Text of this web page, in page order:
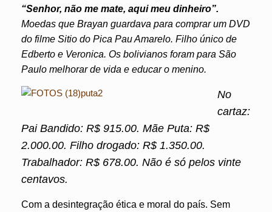
“Senhor, não me mate, aqui meu dinheiro”.
Moedas que Brayan guardava para comprar um DVD
do filme Sitio do Pica Pau Amarelo. Filho único de
Edberto e Veronica. Os bolivianos foram para São
Paulo melhorar de vida e educar o menino.
No
cartaz:
Pai Bandido: R$ 915.00. Mãe Puta: R$
2.000.00. Filho drogado: R$ 1.350.00.
Trabalhador: R$ 678.00. Não é só pelos vinte
centavos.
Com a desintegração ética e moral do país. Sem